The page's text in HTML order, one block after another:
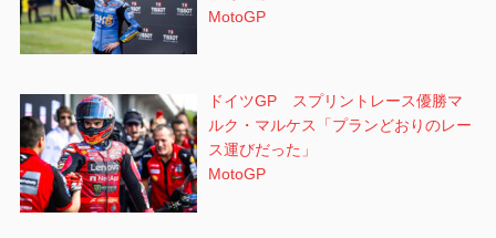
MotoGP
ドイツGP スプリントレース優勝マ
ルク・マルケス「プランどおりのレー
ス運びだった」
MotoGP